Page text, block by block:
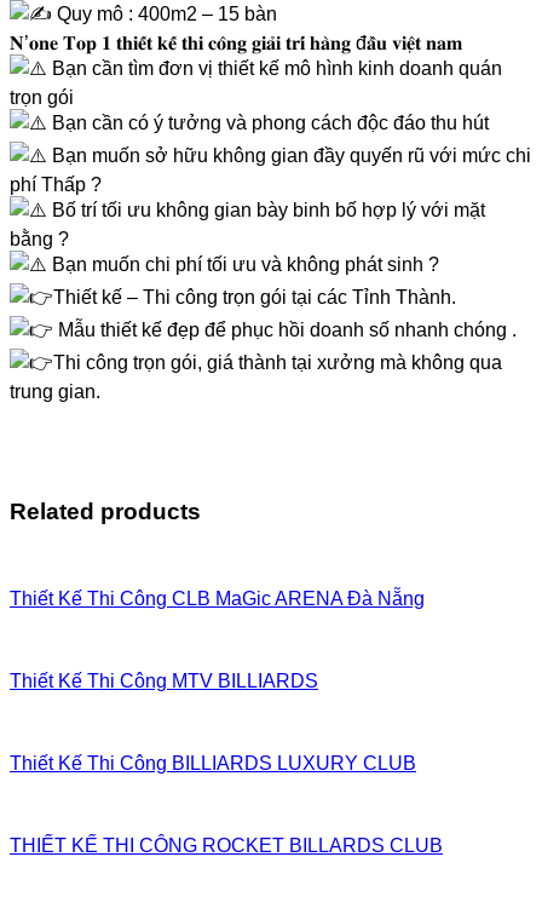
Quy mô : 400m2 – 15 bàn
𝐍’𝐨𝐧𝐞 𝐓𝐨𝐩 𝟏 𝐭𝐡𝐢𝐞̂́𝐭 𝐤𝐞̂́ 𝐭𝐡𝐢 𝐜𝐨̂𝐧𝐠 𝐠𝐢𝐚̉𝐢 𝐭𝐫𝐢́ 𝐡𝐚̀𝐧𝐠 đ𝐚̂̀𝐮 𝐯𝐢𝐞̣̂𝐭 𝐧𝐚𝐦
Bạn cần tìm đơn vị thiết kế mô hình kinh doanh quán
trọn gói
Bạn cần có ý tưởng và phong cách độc đáo thu hút
Bạn muốn sở hữu không gian đầy quyến rũ với mức chi
phí Thấp ?
Bố trí tối ưu không gian bày binh bố hợp lý với mặt
bằng ?
Bạn muốn chi phí tối ưu và không phát sinh ?
Thiết kế – Thi công trọn gói tại các Tỉnh Thành.
Mẫu thiết kế đẹp để phục hồi doanh số nhanh chóng .
Thi công trọn gói, giá thành tại xưởng mà không qua
trung gian.
Related products
Thiết Kế Thi Công CLB MaGic ARENA Đà Nẵng
Thiết Kế Thi Công MTV BILLIARDS
Thiết Kế Thi Công BILLIARDS LUXURY CLUB
THIẾT KẾ THI CÔNG ROCKET BILLARDS CLUB